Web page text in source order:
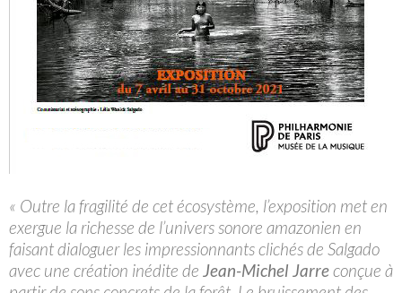
« Outre la fragilité de cet écosystème, l’exposition met en
exergue la richesse de l’univers sonore amazonien en
faisant dialoguer les impressionnants clichés de Salgado
avec une création inédite de Jean-Michel Jarreconçue à